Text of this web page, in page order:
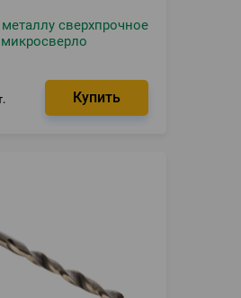
сверхпрочное